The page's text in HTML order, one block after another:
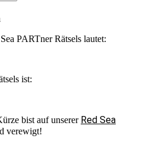
PARTner Rätsels lautet:
ist:
bist auf unserer Red Sea
verewigt!